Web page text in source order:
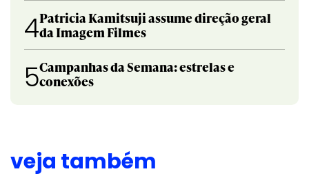
4Patricia Kamitsuji assume direção geral
da Imagem Filmes
5Campanhas da Semana: estrelas e
conexões
veja também